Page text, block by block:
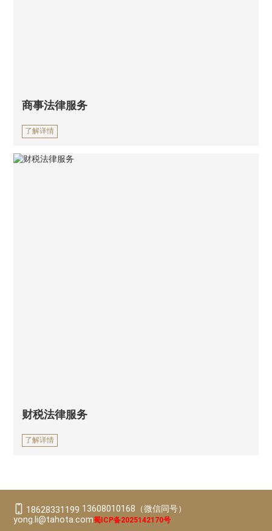
商事法律服务
了解详情
财税法律服务
了解详情
18628331199 13608010168（微信同号）
yong.li@tahota.com蜀ICP备2025142170号